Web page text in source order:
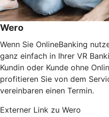
Wero
Wenn Sie OnlineBanking
ganz einfach in Ihrer VR
Kundin oder Kunde ohne
profitieren Sie von dem
vereinbaren einen Termin.
Externer Link zu Wero